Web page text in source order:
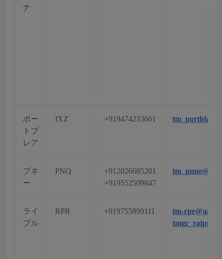
ナ
ポー
トブ
レア
IXZ +919474233661
プネ
ー
PNQ
+912026685201
+919552509847
ライ
プル
RPR +919755899111
tm-